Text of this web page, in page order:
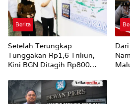
Berita
Setelah Terungkap
Tunggakan Rp1,6 Triliun,
Kini BGN Ditagih Rp800
yang Mangkrak